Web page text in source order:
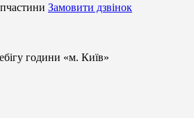
Замовити дзвінок
години «м. Київ»